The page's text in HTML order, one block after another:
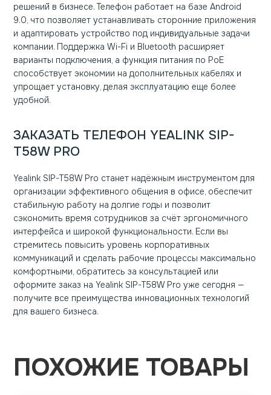
решений в бизнесе. Телефон работает на базе Android
9.0, что позволяет устанавливать сторонние приложения
и адаптировать устройство под индивидуальные задачи
компании. Поддержка Wi-Fi и Bluetooth расширяет
варианты подключения, а функция питания по PoE
способствует экономии на дополнительных кабелях и
упрощает установку, делая эксплуатацию еще более
удобной.
ЗАКАЗАТЬ ТЕЛЕФОН YEALINK SIP-
T58W PRO
Yealink SIP-T58W Pro станет надёжным инструментом для
организации эффективного общения в офисе, обеспечит
стабильную работу на долгие годы и позволит
сэкономить время сотрудников за счёт эргономичного
интерфейса и широкой функциональности. Если вы
стремитесь повысить уровень корпоративных
коммуникаций и сделать рабочие процессы максимально
комфортными, обратитесь за консультацией или
оформите заказ на Yealink SIP-T58W Pro уже сегодня —
получите все преимущества инновационных технологий
для вашего бизнеса.
ПОХОЖИЕ ТОВАРЫ